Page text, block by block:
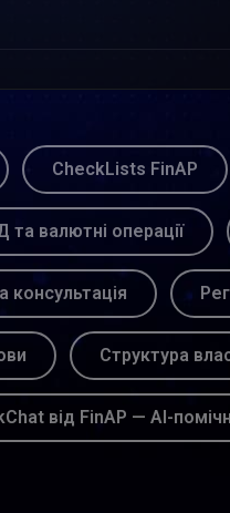
CheckLists FinAP
та валютні операції
консультація
Структура
від FinAP — AI-